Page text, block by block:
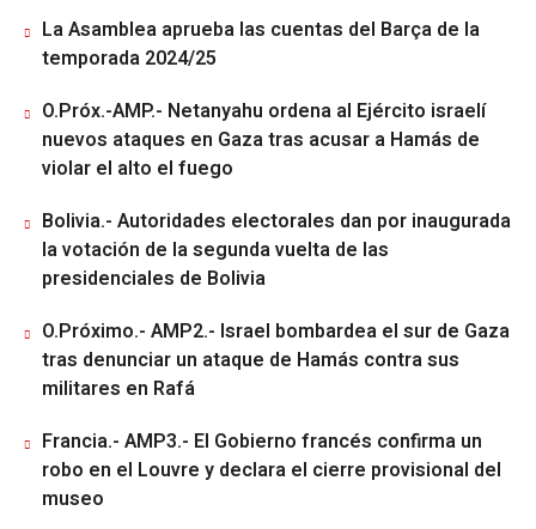
La Asamblea aprueba las cuentas del Barça de la
temporada 2024/25
O.Próx.-AMP.- Netanyahu ordena al Ejército israelí
nuevos ataques en Gaza tras acusar a Hamás de
violar el alto el fuego
Bolivia.- Autoridades electorales dan por inaugurada
la votación de la segunda vuelta de las
presidenciales de Bolivia
O.Próximo.- AMP2.- Israel bombardea el sur de Gaza
tras denunciar un ataque de Hamás contra sus
militares en Rafá
Francia.- AMP3.- El Gobierno francés confirma un
robo en el Louvre y declara el cierre provisional del
museo